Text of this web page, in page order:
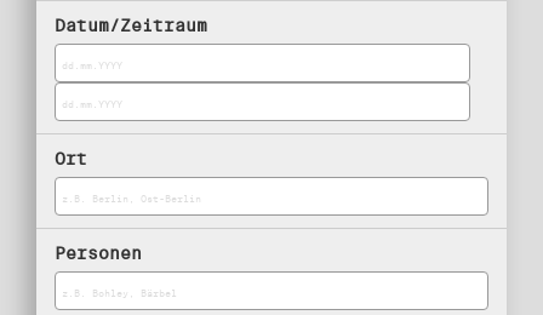
Datum/Zeitraum
Ort
Personen